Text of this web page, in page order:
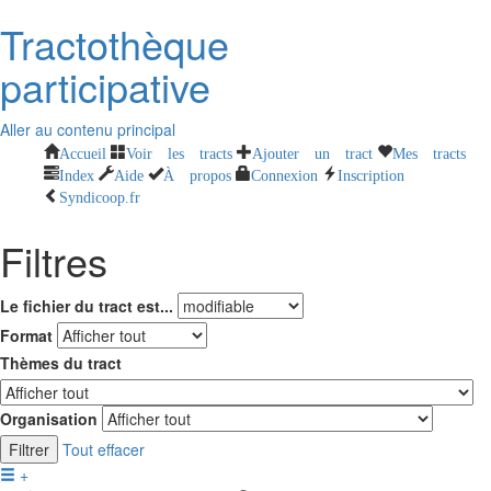
Tractothèque
participative
Aller au contenu principal
Accueil Voir les tracts Ajouter un tract
Mes tracts
Index
Aide À propos Connexion
Inscription
Syndicoop.fr
Filtres
Le fichier du tract est...
Format
Thèmes du tract
Organisation
Filtrer Tout effacer
+